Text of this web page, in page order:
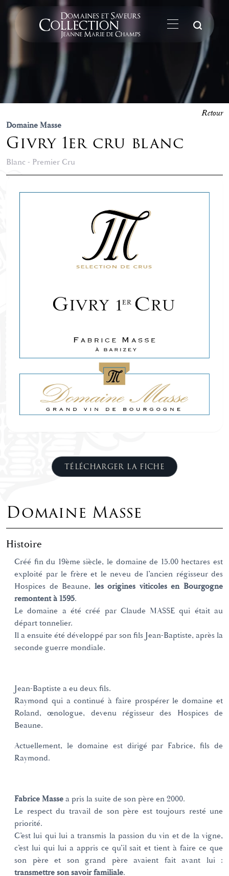
Domaine Masse
Givry 1er cru blanc
Blanc - Premier Cru
Retour
TÉLÉCHARGER LA FICHE
Domaine Masse
Histoire
Créé fin du 19ème siècle, le domaine de 15.00 hectares est
exploité par le frère et le neveu de l’ancien régisseur des
Hospices de Beaune, les origines viticoles en Bourgogne
remontent à 1595.
Le domaine a été créé par Claude MASSE qui était au
départ tonnelier.
Il a ensuite été développé par son fils Jean-Baptiste, après la
seconde guerre mondiale.
Jean-Baptiste a eu deux fils.
Raymond qui a continué à faire prospérer le domaine et
Roland, œnologue, devenu régisseur des Hospices de
Beaune.
Actuellement, le domaine est dirigé par Fabrice, fils de
Raymond.
Fabrice Massea pris la suite de son père en 2000.
Le respect du travail de son père est toujours resté une
priorité.
C’est lui qui lui a transmis la passion du vin et de la vigne,
c’est lui qui lui a appris ce qu’il sait et tient à faire ce que
son père et son grand père avaient fait avant lui :
transmettre son savoir familiale.